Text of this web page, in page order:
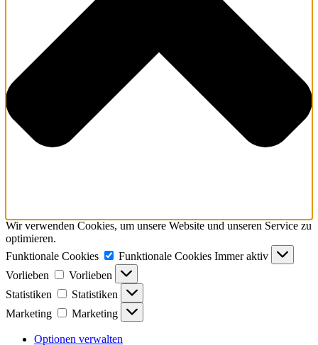
Wir verwenden Cookies, um unsere Website und unseren Service zu
optimieren.
Funktionale Cookies
Funktionale Cookies Immer aktiv
Vorlieben
Vorlieben
Statistiken
Statistiken
Marketing
Marketing
Optionen verwalten